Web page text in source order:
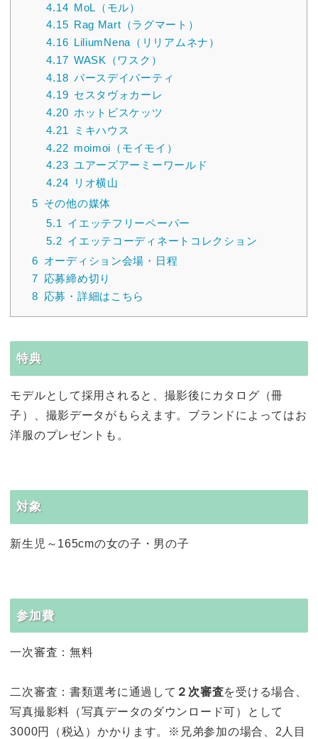
4.14 MoL（モル）
4.15 Rag Mart（ラグマート）
4.16 LiliumNena（リリアムネナ）
4.17 WASK（ワスク）
4.18 バースデイパーティ
4.19 セスタヴォカーレ
4.20 ホットビスケッツ
4.21
ミキハウス
4.22 moimoi（モイモイ）
4.23 ユアーズアーミーワールド
4.24
リオ横山
5 その他の媒体
5.1 イエッテフリーペーパー
5.2 イエッテコーディネートコレクション
6 オーディション会場・日程
7 応募締め切り
8 応募・詳細はこちら
特典
モデルとして採用されると、撮影後にカタログ（冊
子）、撮影データがもらえます。ブランドによってはお
洋服のプレゼントも。
対象
新生児～165cmの女の子・男の子
参加費
一次審査：無料
二次審査：書類選考に通過して ２次審査を受ける場合、
写真撮影料（写真データのダウンロード可）として
3000円（税込）かかります。※兄弟参加の場合、2人目